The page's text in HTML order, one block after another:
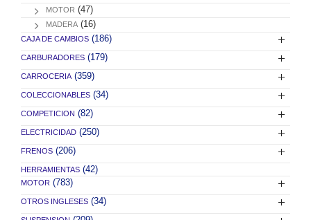
MOTOR (47)
MADERA (16)
CAJA DE CAMBIOS (186)
CARBURADORES (179)
CARROCERIA (359)
COLECCIONABLES (34)
COMPETICION (82)
ELECTRICIDAD (250)
FRENOS (206)
HERRAMIENTAS (42)
MOTOR (783)
OTROS INGLESES (34)